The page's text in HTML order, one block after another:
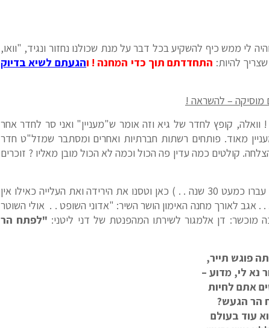
לי ממש כיף להשקיע בכל דבר על מנת שכולנו נחזור ונגיד, "וואו,
להיות: התחדדתם תוך כדי המחנה ! והגעתם לשיא בדיוק
מוסיקה – להשראה !
קופץ לחדר של גיא וזה אומר ש"מעניין" ואני סר לחדר אחר
מאוד. פותחים רשתות חברתיות ואחרים ומסתבר שמזל"ט חדר
קולטים כמה עדין פה הכול וכמה לא הכול מובן מאליו ? זוכרים
, בדרך כלל הייתי כאן עם נגמ"ש (וואו, עברו כמעט 30 שנה . . ) כאן וטסנו את הירידה ואת העלייה כאילו אין
אגב לאורך מחנה האימון הושר השיר: "אדוני השופט . . אולי השוטר
דן אלמגור לשירתו המהפנטת של דני ליטני: "לפתח הר
פוגש תייר,
נא לי, מדוע –
אתם לחיות
הר הגעש?
עוד בעולם